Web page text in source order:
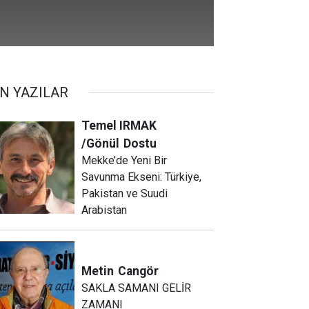
YAZILAR
Temel IRMAK
/Gönül
Dostu
Mekke’de Yeni Bir
Savunma Ekseni: Türkiye,
Pakistan ve Suudi
Arabistan
Metin Cangör
SAKLA SAMANI GELİR
ZAMANI